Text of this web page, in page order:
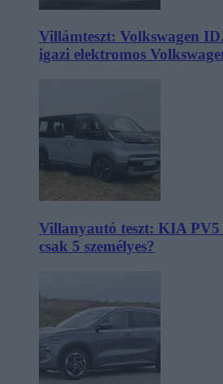
Villámteszt: Volkswagen
igazi elektromos
Villanyautó teszt: KIA PV5
csak 5 személyes?